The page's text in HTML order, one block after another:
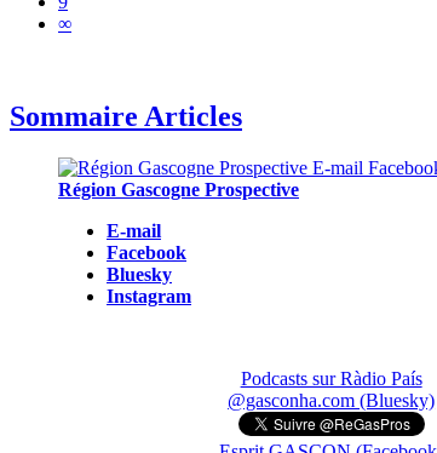
∞
Sommaire Articles
Région Gascogne Prospective
E-mail
Facebook
Bluesky
Instagram
Podcasts sur Ràdio País
@gasconha.com (Bluesky)